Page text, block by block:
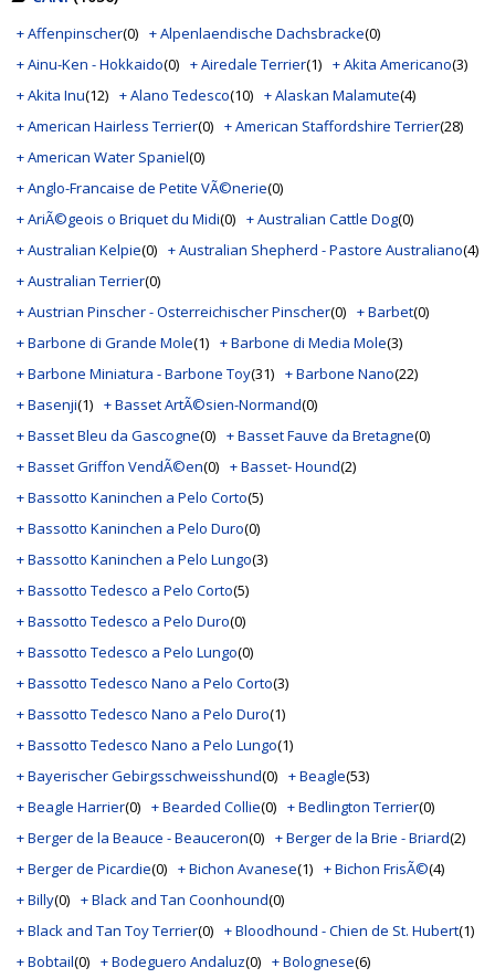
+ Affenpinscher(0) + Alpenlaendische Dachsbracke(0)
+ Ainu-Ken - Hokkaido(0) + Airedale Terrier(1) + Akita Americano(3)
+ Akita Inu(12) + Alano Tedesco(10) + Alaskan Malamute(4)
+ American Hairless Terrier(0) + American Staffordshire Terrier(28)
+ American Water Spaniel(0)
+ Anglo-Francaise de Petite VÃ©nerie(0)
+ AriÃ©geois o Briquet du Midi(0) + Australian Cattle Dog(0)
+ Australian Kelpie(0) + Australian Shepherd - Pastore Australiano(4)
+ Australian Terrier(0)
+ Austrian Pinscher - Osterreichischer Pinscher(0) + Barbet(0)
+ Barbone di Grande Mole(1) + Barbone di Media Mole(3)
+ Barbone Miniatura - Barbone Toy(31) + Barbone Nano(22)
+ Basenji(1) + Basset ArtÃ©sien-Normand(0)
+ Basset Bleu da Gascogne(0) + Basset Fauve da Bretagne(0)
+ Basset Griffon VendÃ©en(0) + Basset- Hound(2)
+ Bassotto Kaninchen a Pelo Corto(5)
+ Bassotto Kaninchen a Pelo Duro(0)
+ Bassotto Kaninchen a Pelo Lungo(3)
+ Bassotto Tedesco a Pelo Corto(5)
+ Bassotto Tedesco a Pelo Duro(0)
+ Bassotto Tedesco a Pelo Lungo(0)
+ Bassotto Tedesco Nano a Pelo Corto(3)
+ Bassotto Tedesco Nano a Pelo Duro(1)
+ Bassotto Tedesco Nano a Pelo Lungo(1)
+ Bayerischer Gebirgsschweisshund(0) + Beagle(53)
+ Beagle Harrier(0) + Bearded Collie(0) + Bedlington Terrier(0)
+ Berger de la Beauce - Beauceron(0) + Berger de la Brie - Briard(2)
+ Berger de Picardie(0) + Bichon Avanese(1) + Bichon FrisÃ©(4)
+ Billy(0) + Black and Tan Coonhound(0)
+ Black and Tan Toy Terrier(0) + Bloodhound - Chien de St. Hubert(1)
+ Bobtail(0) + Bodeguero Andaluz(0) + Bolognese(6)